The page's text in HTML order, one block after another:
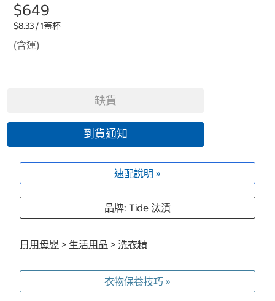
$649
$8.33 / 1蓋杯
(含運)
缺貨
到貨通知
速配說明 »
品牌: Tide 汰漬
日用母嬰 > 生活用品 > 洗衣精
衣物保養技巧 »